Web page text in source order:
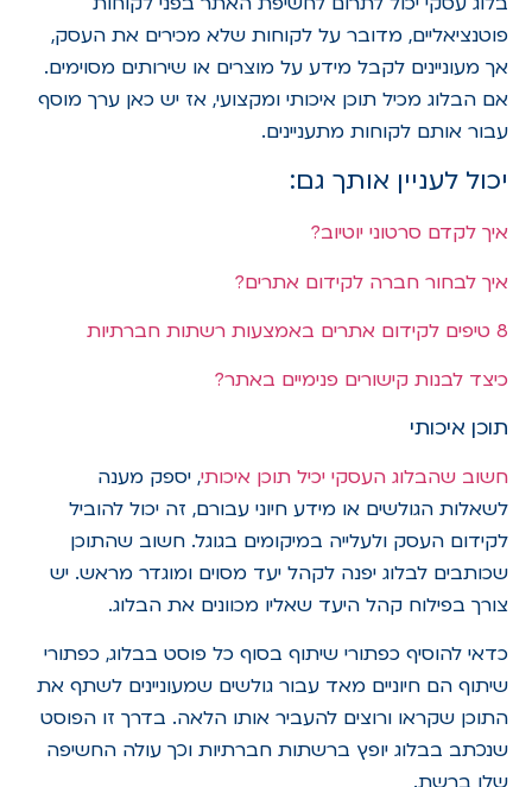
פוטנציאליים, מדובר על לקוחות שלא מכירים את העסק,
אך מעוניינים לקבל מידע על מוצרים או שירותים מסוימים.
אם הבלוג מכיל תוכן איכותי ומקצועי, אז יש כאן ערך מוסף
עבור אותם לקוחות מתעניינים.
יכול לעניין אותך גם:
איך לקדם סרטוני יוטיוב?
איך לבחור חברה לקידום אתרים?
8 טיפים לקידום אתרים באמצעות רשתות חברתיות
כיצד לבנות קישורים פנימיים באתר?
תוכן איכותי
חשוב שהבלוג העסקי יכיל תוכן איכותי, יספק מענה
לשאלות הגולשים או מידע חיוני עבורם, זה יכול להוביל
לקידום העסק ולעלייה במיקומים בגוגל. חשוב שהתוכן
שכותבים לבלוג יפנה לקהל יעד מסוים ומוגדר מראש. יש
צורך בפילוח קהל היעד שאליו מכוונים את הבלוג.
כדאי להוסיף כפתורי שיתוף בסוף כל פוסט בבלוג, כפתורי
שיתוף הם חיוניים מאד עבור גולשים שמעוניינים לשתף את
התוכן שקראו ורוצים להעביר אותו הלאה. בדרך זו הפוסט
שנכתב בבלוג יופץ ברשתות חברתיות וכך עולה החשיפה